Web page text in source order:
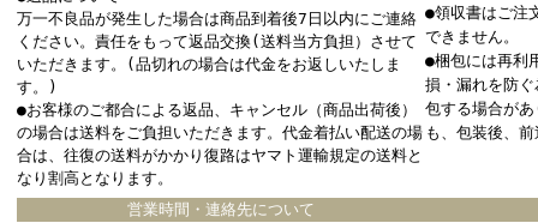
万一不良品が発生した場合は商品到着後7日以内にご連絡
ください。責任をもって返品交換(送料当方負担）させて
いただきます。(品切れの場合は代金をお返しいたしま
す。)
●お客様のご都合による返品、キャンセル（商品出荷後）
の場合は送料をご負担いただきます。代金着払い配送の場
合は、往復の送料がかかり復路はヤマト運輸規定の送料と
なり割高となります。
●領収書はご注
できません。
●梱包には再利
損・漏れを防
包する場合が
も、包装後、
営業時間・連絡先について